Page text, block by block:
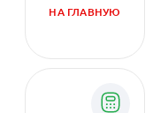
НА ГЛАВНУЮ